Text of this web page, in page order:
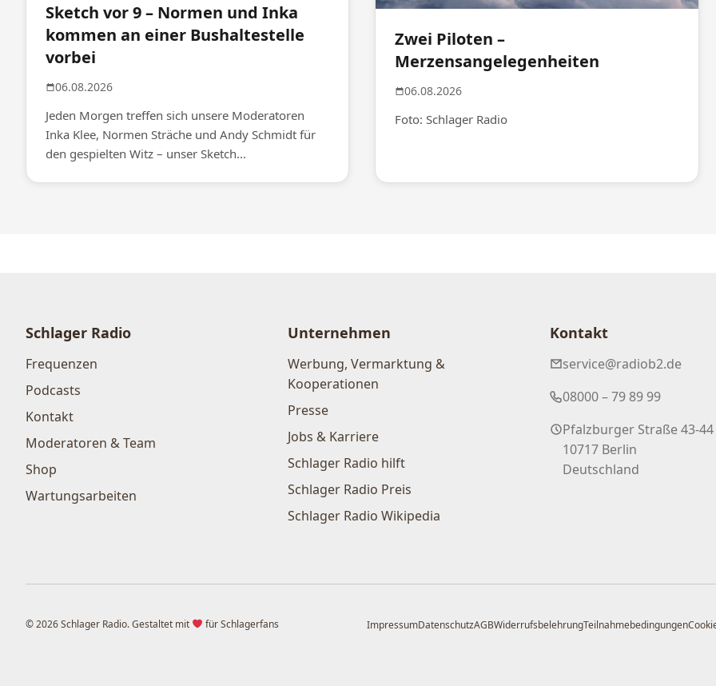
Sketch vor 9 – Normen und Inka
kommen an einer Bushaltestelle
vorbei
06.08.2026
Jeden Morgen treffen sich unsere Moderatoren
Inka Klee, Normen Sträche und Andy Schmidt für
den gespielten Witz – unser Sketch...
Zwei Piloten –
Merzensangelegenheiten
06.08.2026
Foto: Schlager Radio
Schlager Radio
Frequenzen
Podcasts
Kontakt
Moderatoren & Team
Shop
Wartungsarbeiten
Unternehmen
Werbung, Vermarktung &
Kooperationen
Presse
Jobs & Karriere
Schlager Radio hilft
Schlager Radio Preis
Schlager Radio Wikipedia
Kontakt
service@radiob2.de
08000 – 79 89 99
Pfalzburger Straße 43-44
10717 Berlin
Deutschland
© 2026 Schlager Radio. Gestaltet mit für Schlagerfans ImpressumDatenschutzAGBWiderrufsbelehrungTeilnahmebedingungen